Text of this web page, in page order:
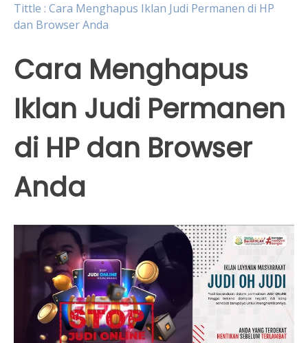
Tittle : Cara Menghapus Iklan Judi Permanen di HP
dan Browser Anda
Cara Menghapus
Iklan Judi Permanen
di HP dan Browser
Anda